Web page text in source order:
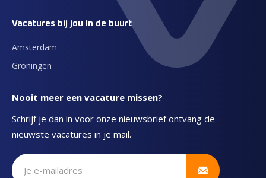
Vacatures bij jou in de buurt
Amsterdam
Groningen
Nooit meer een vacature missen?
Schrijf je dan in voor onze nieuwsbrief ontvang de
nieuwste vacatures in je mail.
Schrijf je in voor onze nieuwsbrief